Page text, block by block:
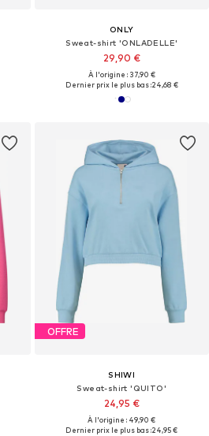
ONLY
Sweat-shirt 'ONLADELLE'
29,90 €
À l'origine : 37,90 €
Dernier prix le plus bas :24,68 €
OFFRE
SHIWI
Sweat-shirt 'QUITO'
24,95 €
À l'origine : 49,90 €
Dernier prix le plus bas :24,95 €